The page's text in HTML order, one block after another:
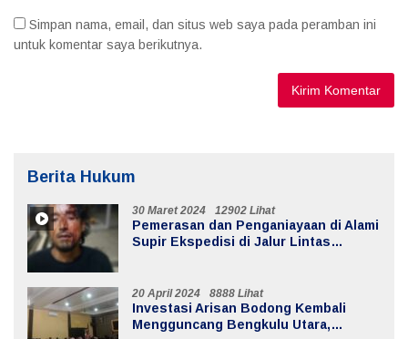
Simpan nama, email, dan situs web saya pada peramban ini
untuk komentar saya berikutnya.
Berita Hukum
30 Maret 2024 12902 Lihat
Pemerasan dan Penganiayaan di Alami
Supir Ekspedisi di Jalur Lintas
20 April 2024 8888 Lihat
Investasi Arisan Bodong Kembali
Mengguncang Bengkulu Utara,